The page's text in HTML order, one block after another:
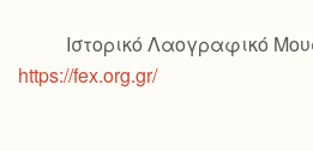
Ιστορικό Λαογραφικό
https://fex.org.gr/